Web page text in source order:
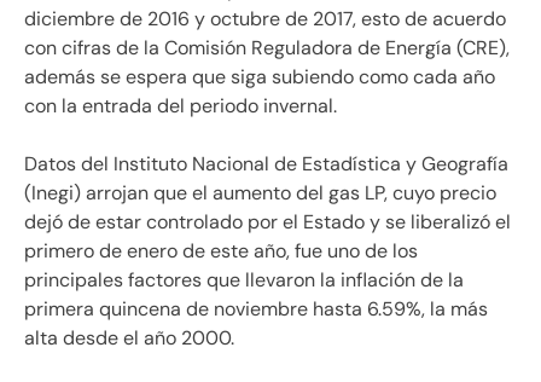
diciembre de 2016 y octubre de 2017, esto de acuerdo
con cifras de la Comisión Reguladora de Energía (CRE),
además se espera que siga subiendo como cada año
con la entrada del periodo invernal.
Datos del Instituto Nacional de Estadística y Geografía
(Inegi) arrojan que el aumento del gas LP, cuyo precio
dejó de estar controlado por el Estado y se liberalizó el
primero de enero de este año, fue uno de los
principales factores que llevaron la inflación de la
primera quincena de noviembre hasta 6.59%, la más
alta desde el año 2000.